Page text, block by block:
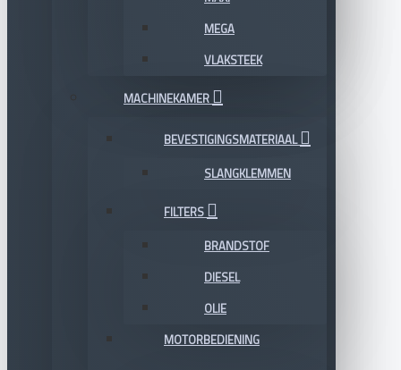
MEGA
VLAKSTEEK
MACHINEKAMER
BEVESTIGINGSMATERIAAL
SLANGKLEMMEN
FILTERS
BRANDSTOF
DIESEL
OLIE
MOTORBEDIENING